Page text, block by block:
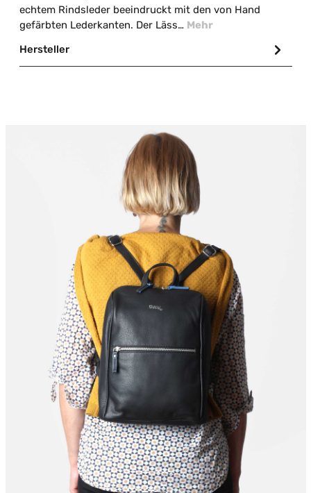
echtem Rindsleder beeindruckt mit den von Hand
gefärbten Lederkanten. Der Läss… Mehr
Hersteller